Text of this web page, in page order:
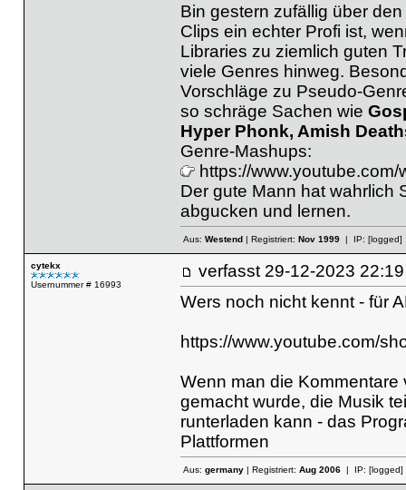
Bin gestern zufällig über
Clips ein echter Profi ist,
Libraries zu ziemlich guten
viele Genres hinweg.
Vorschläge zu Pseudo-
so schräge Sachen wie
Hyper Phonk, Amish
Genre-Mashups:
https://
Der gute Mann hat wahrlich
abgucken und lernen.
Aus: Westend| Registriert: Nov 1999| IP: [logged]
cytekx
Usernummer # 16993
verfasst 29-12-2023
Wers noch nicht kennt - für
https://www.youtube.com/
Wenn man die
gemacht wurde, die Musik
runterladen kann - das
Plattformen
Aus: germany| Registriert: Aug 2006| IP: [logged]